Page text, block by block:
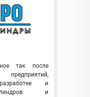
так после
предприятий,
и
и